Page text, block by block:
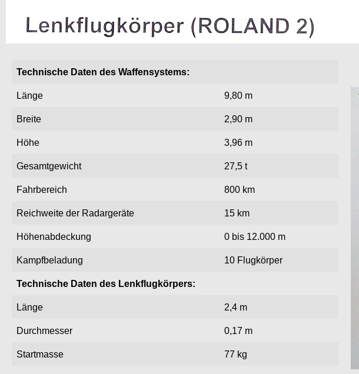
Technische Daten des Waffensystems:
Länge 9,80 m
Breite 2,90 m
Höhe 3,96 m
Gesamtgewicht 27,5 t
Fahrbereich 800 km
Reichweite der Radargeräte 15 km
Höhenabdeckung 0 bis 12.000 m
Kampfbeladung 10 Flugkörper
Technische Daten des Lenkflugkörpers:
Länge 2,4 m
Durchmesser 0,17 m
Startmasse 77 kg